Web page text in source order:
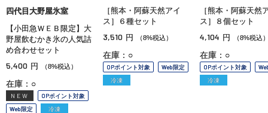
四代目大野屋氷室
【小田急ＷＥＢ限定】大
野屋飲むかき氷の人気詰
め合わせセット
5,400 円 （8%税込）
在庫：○
NEW
OPポイント対象
Web限定
冷凍
［熊本・阿蘇天然アイ
ス］６種セット
3,510 円 （8%税込）
在庫：○
OPポイント対象
Web限定
冷凍
［熊本・阿蘇天然
ス］８個セット
4,104 円 （8%税込
在庫：○
OPポイント対象
冷凍